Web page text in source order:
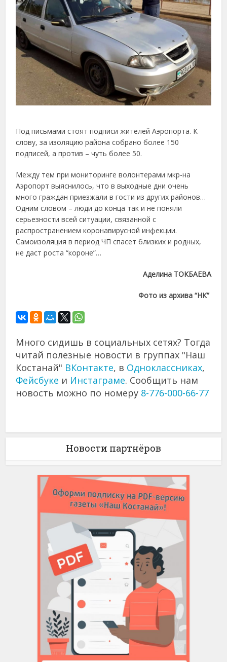
Под письмами стоят подписи жителей Аэропорта. К
слову, за изоляцию района собрано более 150
подписей, а против – чуть более 50.
Между тем при мониторинге волонтерами мкр-на
Аэропорт выяснилось, что в выходные дни очень
много граждан приезжали в гости из других районов…
Одним словом – люди до конца так и не поняли
серьезности всей ситуации, связанной с
распространением коронавирусной инфекции.
Самоизоляция в период ЧП спасет близких и родных,
не даст роста “короне”…
Аделина ТОКБАЕВА
Фото из архива “НК”
Много сидишь в социальных сетях? Тогда
читай полезные новости в группах "Наш
Костанай" ВКонтакте, в Одноклассниках,
Фейсбуке и Инстаграме. Сообщить нам
новость можно по номеру 8-776-000-66-77
Новости партнёров